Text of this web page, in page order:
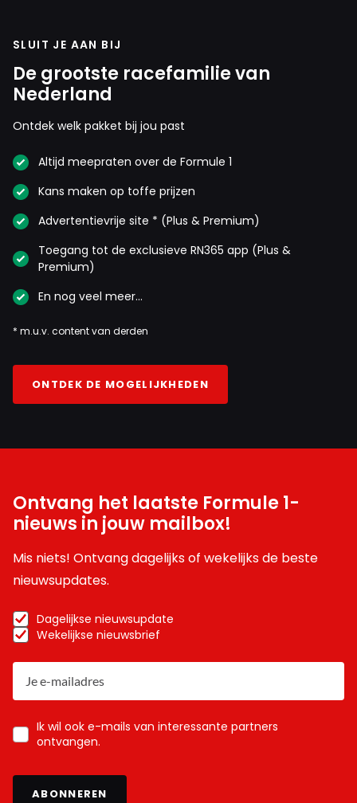
SLUIT JE AAN BIJ
De grootste racefamilie van
Nederland
Ontdek welk pakket bij jou past
Altijd meepraten over de Formule 1
Kans maken op toffe prijzen
Advertentievrije site * (Plus & Premium)
Toegang tot de exclusieve RN365 app (Plus &
Premium)
En nog veel meer…
* m.u.v. content van derden
ONTDEK DE MOGELIJKHEDEN
Ontvang het laatste Formule 1-
nieuws in jouw mailbox!
Mis niets! Ontvang dagelijks of wekelijks de beste
nieuwsupdates.
Dagelijkse nieuwsupdate
Wekelijkse nieuwsbrief
Ik wil ook e-mails van interessante partners
ontvangen.
ABONNEREN